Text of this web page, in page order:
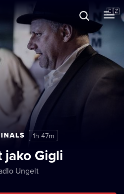
🇨🇿
1h 47m
jako Gigli
Ungelt